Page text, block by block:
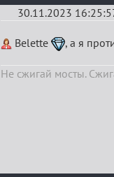
30.11.2023
Re:Belette , а я
Не сжигай мосты.